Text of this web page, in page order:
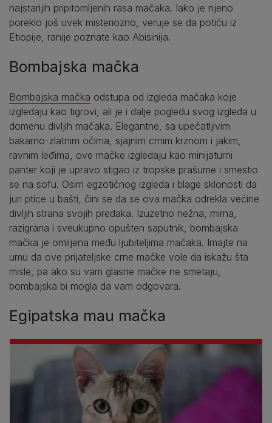
najstarijih pripitomljenih rasa mačaka. Iako je njeno
poreklo još uvek misteriozno, veruje se da potiču iz
Etiopije, ranije poznate kao Abisinija.
Bombajska mačka
Bombajska mačka odstupa od izgleda mačaka koje
izgledaju kao tigrovi, ali je i dalje pogledu svog izgleda u
domenu divljih mačaka. Elegantne, sa upečatljivim
bakarno-zlatnim očima, sjajnim crnim krznom i jakim,
ravnim leđima, ove mačke izgledaju kao minijaturni
panter koji je upravo stigao iz tropske prašume i smestio
se na sofu. Osim egzotičnog izgleda i blage sklonosti da
juri ptice u bašti, čini se da se ova mačka odrekla većine
divljih strana svojih predaka. Izuzetno nežna, mirna,
razigrana i sveukupno opušten saputnik, bombajska
mačka je omiljena među ljubiteljima mačaka. Imajte na
umu da ove prijateljske crne mačke vole da iskažu šta
misle, pa ako su vam glasne mačke ne smetaju,
bombajska bi mogla da vam odgovara.
Egipatska mau mačka